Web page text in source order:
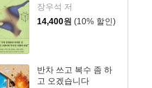
장우석 저
14,400원 (10% 할인)
반차 쓰고 복수 좀 하
고 오겠습니다